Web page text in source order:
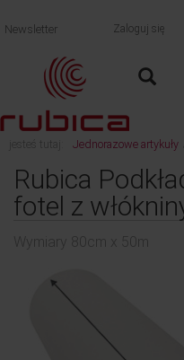
Newsletter Zaloguj się
jesteś tutaj: Jednorazowe artykuły
Wymiary 80cm x 50m
Rubica
fotel z
Wymiary 80cm x 50m